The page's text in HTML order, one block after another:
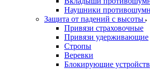
Наушники
Защита от падений с высоты
Привязи страховочные
Привязи удерживающие
Стропы
Веревки
Блокирующие